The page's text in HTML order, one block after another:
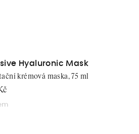
Hyaluronic Mask
krémová maska, 75 ml